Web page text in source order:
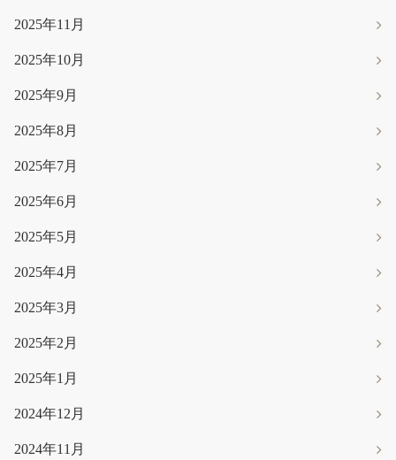
2025年11月
2025年10月
2025年9月
2025年8月
2025年7月
2025年6月
2025年5月
2025年4月
2025年3月
2025年2月
2025年1月
2024年12月
2024年11月